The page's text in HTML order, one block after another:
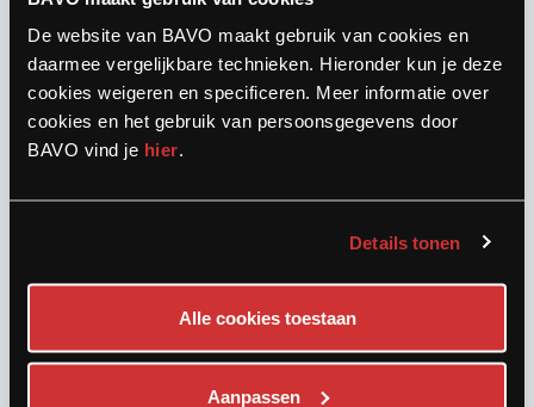
De website van BAVO maakt gebruik van cookies en
daarmee vergelijkbare technieken. Hieronder kun je deze
cookies weigeren en specificeren. Meer informatie over
cookies en het gebruik van persoonsgegevens door
BAVO vind je hier.
Details tonen
Alle cookies toestaan
Aanpassen
TRAINING CODE 95
EHBO onderweg